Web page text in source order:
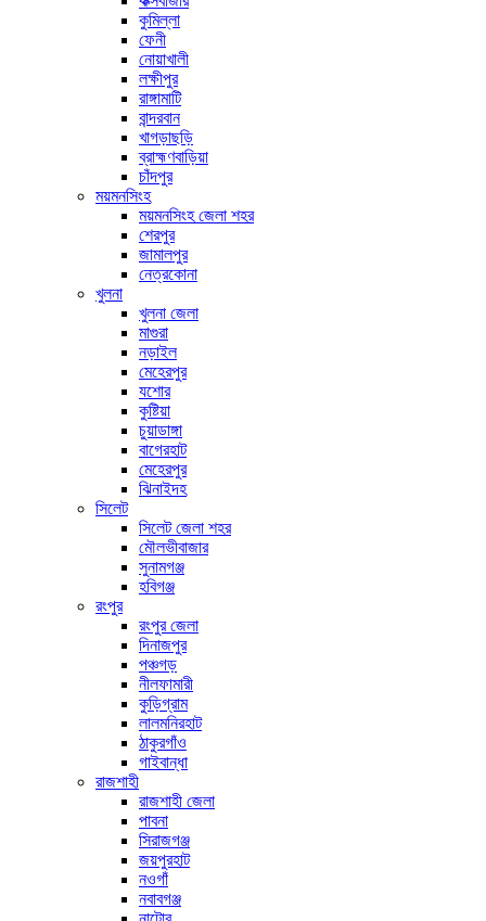
কুমিল্লা
ফেনী
নোয়াখালী
লক্ষীপুর
রাঙ্গামাটি
বান্দরবান
খাগড়াছড়ি
ব্রাহ্মণবাড়িয়া
চাঁদপুর
ময়মনসিংহ
ময়মনসিংহ জেলা শহর
শেরপুর
জামালপুর
নেত্রকোনা
খুলনা
খুলনা জেলা
মাগুরা
নড়াইল
মেহেরপুর
যশোর
কুষ্টিয়া
চুয়াডাঙ্গা
বাগেরহাট
মেহেরপুর
ঝিনাইদহ
সিলেট
সিলেট জেলা শহর
মৌলভীবাজার
সুনামগঞ্জ
হবিগঞ্জ
রংপুর
রংপুর জেলা
দিনাজপুর
পঞ্চগড়
নীলফামারী
কুড়িগ্রাম
লালমনিরহাট
ঠাকুরগাঁও
গাইবান্ধা
রাজশাহী
রাজশাহী জেলা
পাবনা
সিরাজগঞ্জ
জয়পুরহাট
নওগাঁ
নবাবগঞ্জ